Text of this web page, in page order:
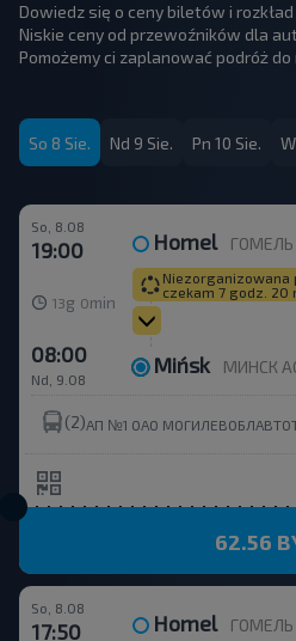
Dowiedz się o ceny biletów i
Niskie ceny od przewoźników dla
Pomożemy ci zaplanować podróż
So 8 Sie. Nd 9 Sie. Pn 10 Sie.
So, 8.08
19:00 Homel ГОМЕЛЬ АВ,
13g 0 min
Niezorganizowana
czekam 7 godz. 20
Nd, 9.08
08:00 Mińsk МИНСК АС
(2)АП №1 ОАО
62.56
So, 8.08
17:50 Homel ГОМЕЛЬ АВ,